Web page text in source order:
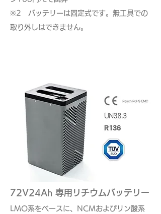
​​※2 バッテリーは固定式です。無工具での
取り外しはできません。
72V24Ah ​専用リチウムバッテリー
LMO系をベースに、NCMおよびリン酸系